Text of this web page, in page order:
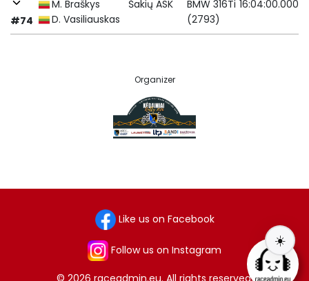
#74
M. Braškys
D. Vasiliauskas
Šakių ASK
BMW 316Ti
(2793)
16:04:00.000
Organizer
Like us on Facebook
Follow us on Instagram
© 2026 raceadmin.eu. All rights reserved.
☀️